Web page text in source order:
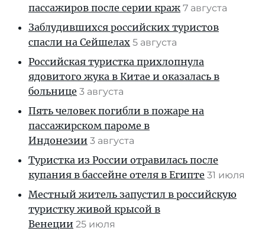
пассажиров после серии краж 7 августа
Заблудившихся российских туристов
спасли на Сейшелах 5 августа
Российская туристка прихлопнула
ядовитого жука в Китае и оказалась в
больнице 3 августа
Пять человек погибли в пожаре на
пассажирском пароме в
Индонезии 3 августа
Туристка из России отравилась после
купания в бассейне отеля в Египте 31 июля
Местный житель запустил в российскую
туристку живой крысой в
Венеции 25 июля